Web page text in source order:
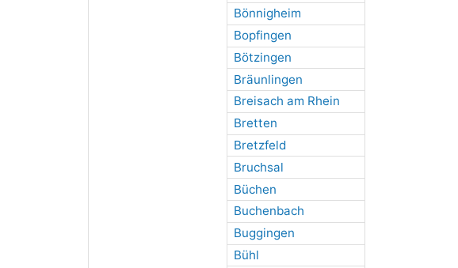
Bönnigheim
Bopfingen
Bötzingen
Bräunlingen
Breisach am Rhein
Bretten
Bretzfeld
Bruchsal
Büchen
Buchenbach
Buggingen
Bühl